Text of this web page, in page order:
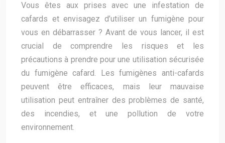
Vous êtes aux prises avec une infestation de
cafards et envisagez d’utiliser un fumigène pour
vous en débarrasser ? Avant de vous lancer, il est
crucial de comprendre les risques et les
précautions à prendre pour une utilisation sécurisée
du fumigène cafard. Les fumigènes anti-cafards
peuvent être efficaces, mais leur mauvaise
utilisation peut entraîner des problèmes de santé,
des incendies, et une pollution de votre
environnement.